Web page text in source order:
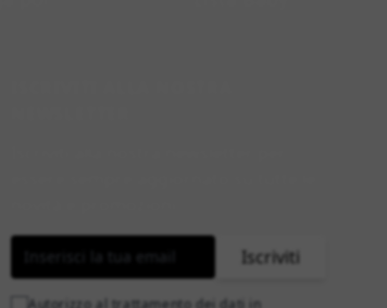
Iscriviti